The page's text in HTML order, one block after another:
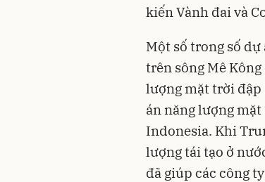
kiến Vành đai và
Một số trong số
trên sông Mê
lượng mặt trời đập
án năng lượng
Indonesia. Khi
lượng tái tạo ở
đã giúp các công